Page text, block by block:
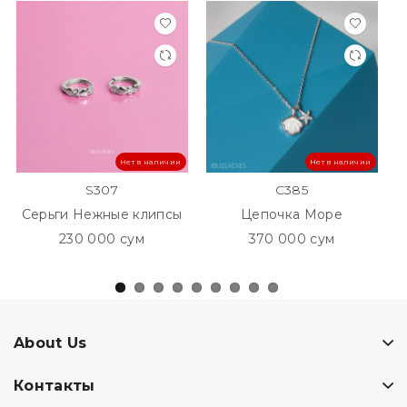
Нет в наличии
S307
Серьги Нежные клипсы
230 000 сум
Нет в наличии
C385
Цепочка Море
370 000 сум
About Us
Контакты